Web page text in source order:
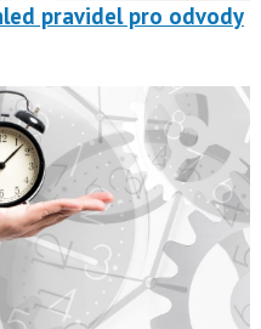
pravidel pro odvody